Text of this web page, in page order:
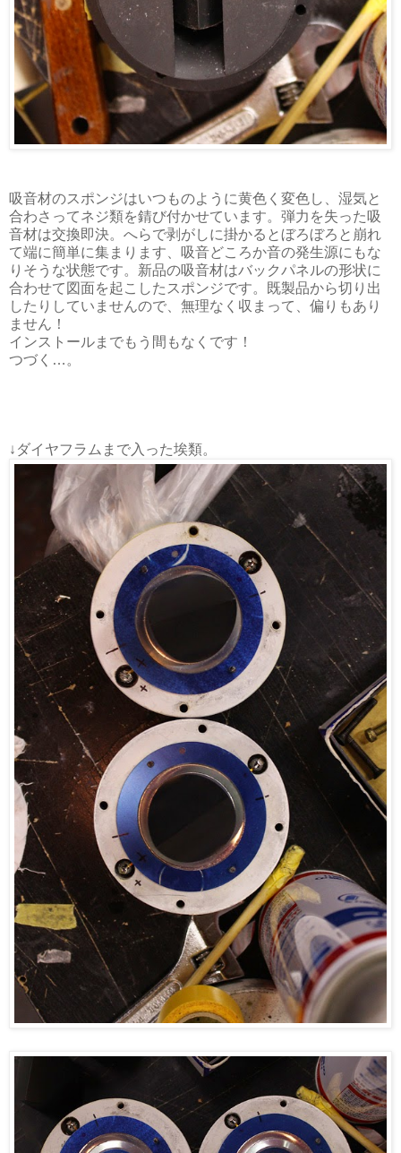
吸音材のスポンジはいつものように黄色く変色し、湿気と
合わさってネジ類を錆び付かせています。弾力を失った吸
音材は交換即決。へらで剥がしに掛かるとぼろぼろと崩れ
て端に簡単に集まります、吸音どころか音の発生源にもな
りそうな状態です。新品の吸音材はバックパネルの形状に
合わせて図面を起こしたスポンジです。既製品から切り出
したりしていませんので、無理なく収まって、偏りもあり
ません！
インストールまでもう間もなくです！
つづく…。
↓ダイヤフラムまで入った埃類。